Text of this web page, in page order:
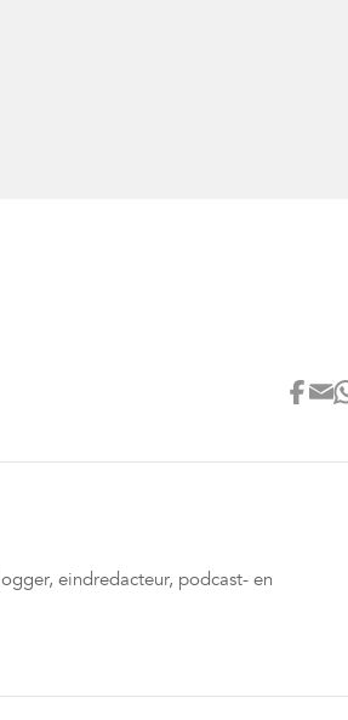
eindredacteur, podcast- en